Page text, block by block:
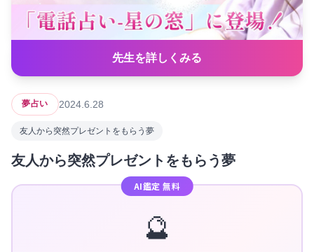
先生を詳しくみる
夢占い 2024.6.28
友人から突然プレゼントをもらう夢
友人から突然プレゼントをもらう夢
AI鑑定 無料
🔮